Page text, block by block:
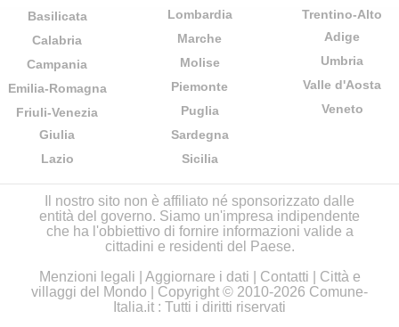
Basilicata
Calabria
Campania
Emilia-Romagna
Friuli-Venezia
Giulia
Lazio
Lombardia
Marche
Molise
Piemonte
Puglia
Sardegna
Sicilia
Trentino-Alto
Adige
Umbria
Valle d'Aosta
Veneto
Il nostro sito non è affiliato né sponsorizzato dalle
entità del governo. Siamo un'impresa indipendente
che ha l'obbiettivo di fornire informazioni valide a
cittadini e residenti del Paese.
Menzioni legali
Aggiornare i dati Contatti
Città e
villaggi del Mondo | Copyright © 2010-2026 Comune-
Italia.it : Tutti i diritti riservati